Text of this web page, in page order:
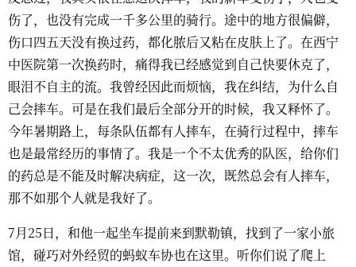
伤了，也没有完成一千多公里的骑行。途中的地方很偏僻，
伤口四五天没有换过药，都化脓后又粘在皮肤上了。在西宁
中医院第一次换药时，痛得我已经感觉到自己快要休克了，
眼泪不自主的流。我曾经因此而烦恼，我在纠结，为什么自
己会摔车。可是在我们最后全部分开的时候，我又释怀了。
今年暑期路上，每条队伍都有人摔车，在骑行过程中，摔车
也是最常经历的事情了。我是一个不太优秀的队医，给你们
的药总是不能及时解决病症，这一次，既然总会有人摔车，
那不如那个人就是我好了。
7月25日，和他一起坐车提前来到默勒镇，找到了一家小旅
馆，碰巧对外经贸的蚂蚁车协也在这里。听你们说了爬上